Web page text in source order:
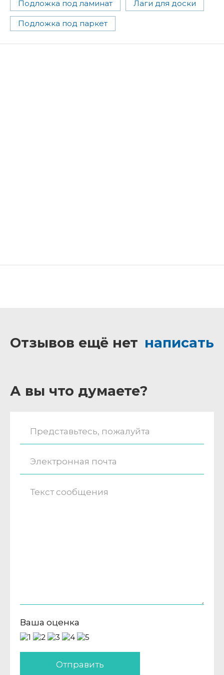
Подложка под ламинат Лаги для доски
Подложка под паркет
Отзывов ещё нет написать
А вы что думаете?
Ваша оценка
Отправить